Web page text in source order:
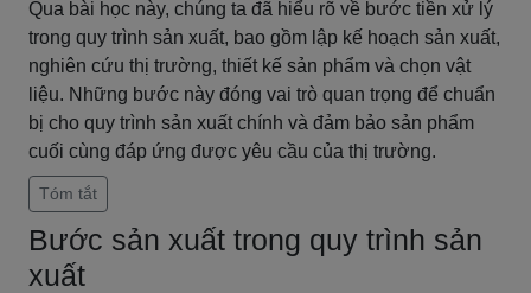
Qua bài học này, chúng ta đã hiểu rõ về bước tiền xử lý
trong quy trình sản xuất, bao gồm lập kế hoạch sản xuất,
nghiên cứu thị trường, thiết kế sản phẩm và chọn vật
liệu. Những bước này đóng vai trò quan trọng để chuẩn
bị cho quy trình sản xuất chính và đảm bảo sản phẩm
cuối cùng đáp ứng được yêu cầu của thị trường.
Tóm tắt
Bước sản xuất trong quy trình sản
xuất